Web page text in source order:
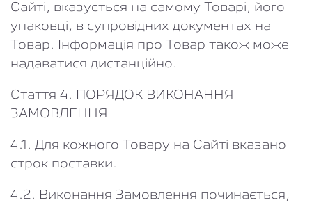
Сайті, вказується на самому Товарі, його
упаковці, в супровідних документах на
Товар. Інформація про Товар також може
надаватися дистанційно.
Стаття 4. ПОРЯДОК ВИКОНАННЯ
ЗАМОВЛЕННЯ
4.1. Для кожного Товару на Сайті вказано
строк поставки.
4.2. Виконання Замовлення починається,